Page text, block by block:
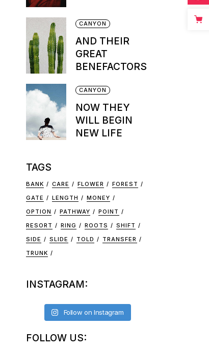
CANYON
AND THEIR
GREAT
BENEFACTORS
CANYON
NOW THEY
WILL BEGIN
NEW LIFE
TAGS
BANK CARE FLOWER
FOREST
GATE
LENGTH
MONEY
OPTION
PATHWAY
POINT
RESORT
RING ROOTS
SHIFT
SIDE
SLIDE TOLD
TRANSFER
TRUNK
INSTAGRAM:
Follow on Instagram
FOLLOW US: